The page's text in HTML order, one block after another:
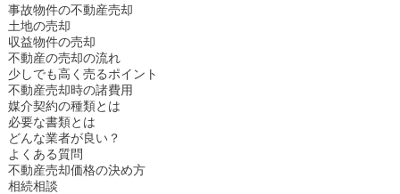
事故物件の不動産売却
土地の売却
収益物件の売却
不動産の売却の流れ
少しでも高く売るポイント
不動産売却時の諸費用
媒介契約の種類とは
必要な書類とは
どんな業者が良い？
よくある質問
不動産売却価格の決め方
相続相談